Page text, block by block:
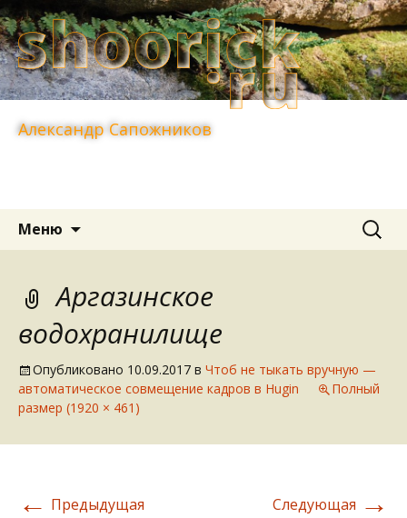
Александр Сапожников
Меню Найти:
Аргазинское
водохранилище
Опубликовано 10.09.2017 в Чтоб не тыкать вручную —
автоматическое совмещение кадров в Hugin
Полный
размер (1920 × 461)
← Предыдущая Следующая →